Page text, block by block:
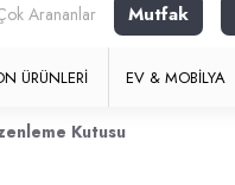
Arananlar Mutfak
ÜRÜNLERI EV & MOBILYA
Kutusu